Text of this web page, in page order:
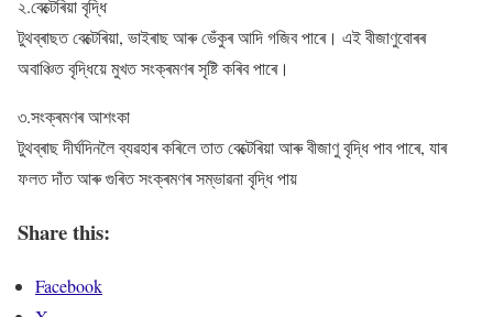
২.বেক্টেৰিয়া বৃদ্ধি
টুথব্ৰাছত বেক্টেৰিয়া, ভাইৰাছ আৰু ভেঁকুৰ আদি গজিব পাৰে। এই বীজাণুবোৰৰ
অবাঞ্চিত বৃদ্ধিয়ে মুখত সংক্ৰমণৰ সৃষ্টি কৰিব পাৰে।
৩.সংক্ৰমণৰ আশংকা
টুথব্ৰাছ দীর্ঘদিনলৈ ব্যৱহাৰ কৰিলে তাত বেক্টেৰিয়া আৰু বীজাণু বৃদ্ধি পাব পাৰে, যাৰ
ফলত দাঁত আৰু গুৰিত সংক্ৰমণৰ সম্ভাৱনা বৃদ্ধি পায়
Share this:
Facebook